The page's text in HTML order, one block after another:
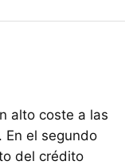
alto coste a las
. En el segundo
del crédito